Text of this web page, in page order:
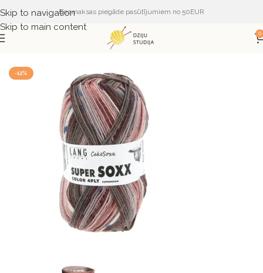
Skip to navigation
Skip to main content
Bezmaksas piegāde pasūtījumiem no 50EUR
0
DZIJA PĒC RAŽOTĀJA
-12%